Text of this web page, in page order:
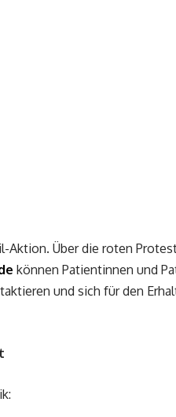
Über die roten
können Patientinnen und
und sich für den